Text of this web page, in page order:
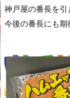
神戸屋の番長を引
今後の番長にも期